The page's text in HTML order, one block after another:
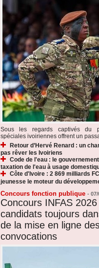
Sous les regards captivés du
spéciales ivoiriennes offrent un
Retour d’Hervé Renard : un
pas rêver les Ivoiriens
Code de l'eau : le
taxation de l'eau à usage
Côte d'Ivoire : 2 869 milliards
jeunesse le moteur du
Concours fonction publique - 07/
Concours INFAS
candidats toujours
de la mise en ligne
convocations